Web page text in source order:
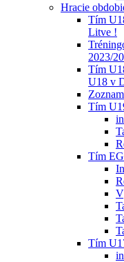
Hracie
Tím
Litve !
2023/
Tím
U18 v
Tím
Tím
Tím